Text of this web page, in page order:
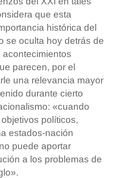
que esta
histórica del
se oculta hoy detrás de
acontecimientos
parecen, por el
una relevancia mayor
durante cierto
«cuando
políticos,
estados-nación
puede aportar
a los problemas de